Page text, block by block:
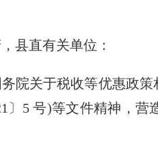
县直有关单位：
关于税收等优惠政策
〕5 号)等文件精神，